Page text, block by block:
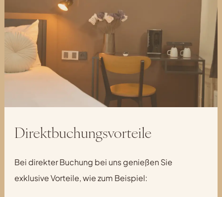
Direktbuchungsvorteile
Bei direkter Buchung bei uns genießen Sie
exklusive Vorteile, wie zum Beispiel: